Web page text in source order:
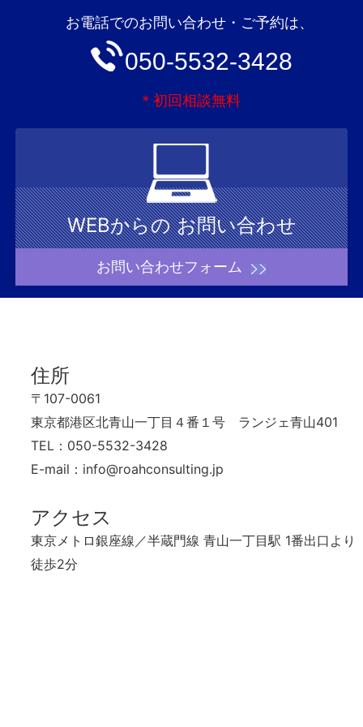
お電話でのお問い合わせ・ご予約は、
050-5532-3428
＊初回相談無料
WEBからのお問い合わせ
お問い合わせフォーム
住所
〒107-0061
東京都港区北青山一丁目４番１号 ランジェ青山401
TEL：050-5532-3428
E-mail：info@roahconsulting.jp
アクセス
東京メトロ銀座線／半蔵門線 青山一丁目駅 1番出口より
徒歩2分